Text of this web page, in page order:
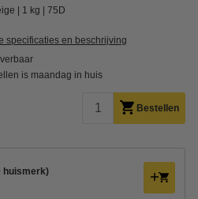
1 kg 75D
specificaties en beschrijving
is maandag in huis
Bestellen
huismerk)